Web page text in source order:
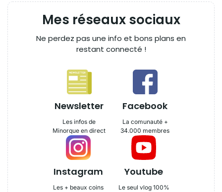
Mes réseaux sociaux
Ne perdez pas une info et bons plans en
restant connecté !
Newsletter
Les infos de
Minorque en direct
Facebook
La comunauté +
34.000 membres
Instagram
Les + beaux coins
Youtube
Le seul vlog 100%